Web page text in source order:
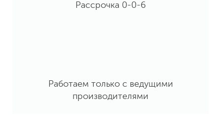
Рассрочка 0-0-6
Работаем только с ведущими
производителями